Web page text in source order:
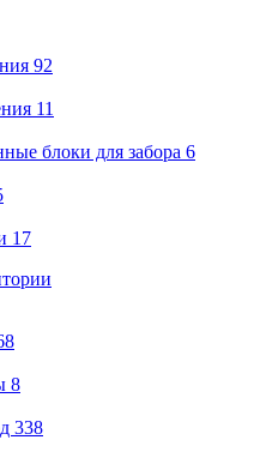
92
11
блоки для забора 6
17
8
338